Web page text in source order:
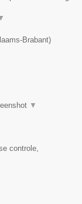
Brabant)
▼
controle,